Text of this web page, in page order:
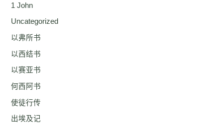
1 John
Uncategorized
以弗所书
以西结书
以赛亚书
何西阿书
使徒行传
出埃及记